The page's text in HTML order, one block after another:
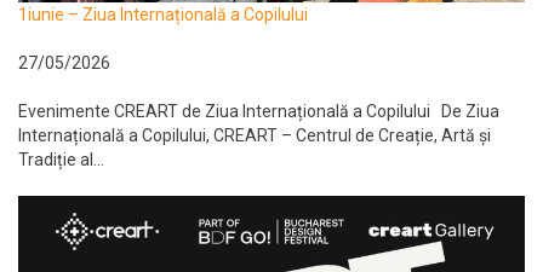
1iunie – Ziua Internațională a Copilului
27/05/2026
Evenimente CREART de Ziua Internațională a Copilului De Ziua
Internațională a Copilului, CREART – Centrul de Creație, Artă și
Tradiție al...